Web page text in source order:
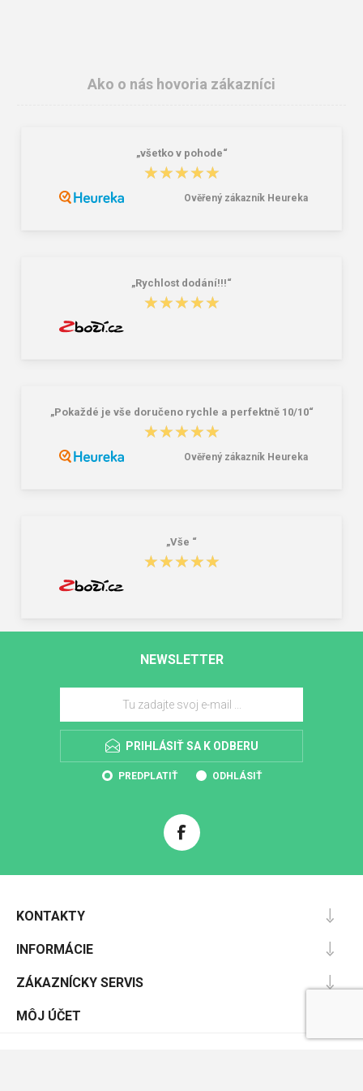
ARDON V1011E Ochranné okuliare
1,73 € 8,14 €
Ako o nás hovoria zákazníci
„všetko v pohode“
★★★★★
★★★★★
Ověřený zákazník Heureka
„Rychlost dodání!!!“
★★★★★
★★★★★
„Pokaždé je vše doručeno rychle a perfektně 10/10“
★★★★★
★★★★★
Ověřený zákazník Heureka
„Vše “
★★★★★
★★★★★
NEWSLETTER
PRIHLÁSIŤ SA K ODBERU
PREDPLATIŤ ODHLÁSIŤ
KONTAKTY
INFORMÁCIE
ZÁKAZNÍCKY SERVIS
MÔJ ÚČET